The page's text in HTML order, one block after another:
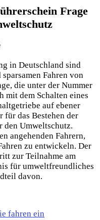
Frage
in Deutschland sind
Fahren von
die unter der Nummer
mit dem Schalten eines
auf ebener
für das Bestehen der
den Umweltschutz.
angehenden Fahrern,
zu entwickeln. Der
zur Teilnahme am
für umweltfreundliches
davon.
fahren ein